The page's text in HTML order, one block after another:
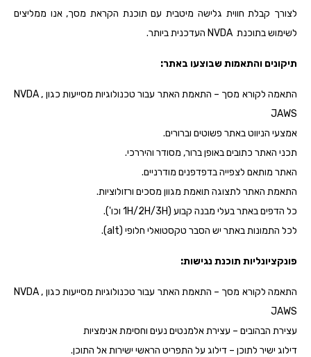
לצורך קבלת חווית גלישה מיטבית עם תוכנת הקראת מסך, אנו ממליצים
לשימוש בתוכנת NVDA העדכנית ביותר.
תיקונים והתאמות שבוצעו באתר:
התאמה לקורא מסך – התאמת האתר עבור טכנולוגיות מסייעות כגון NVDA ,
JAWS
אמצעי הניווט באתר פשוטים וברורים.
תכני האתר כתובים באופן ברור, מסודר והיררכי.
האתר מותאם לצפייה בדפדפנים מודרניים.
התאמת האתר לתצוגה תואמת מגוון מסכים ורזולוציות.
כל הדפים באתר בעלי מבנה קבוע (1H/2H/3H וכו').
לכל התמונות באתר יש הסבר טקסטואלי חלופי (alt).
פונקציונליות תוכנת נגישות:
התאמה לקורא מסך – התאמת האתר עבור טכנולוגיות מסייעות כגון NVDA ,
JAWS
עצירת הבהובים – עצירת אלמנטים נעים וחסימת אנימציות
דילוג ישיר לתוכן – דילוג על התפריט הראשי ישירות אל התוכן.